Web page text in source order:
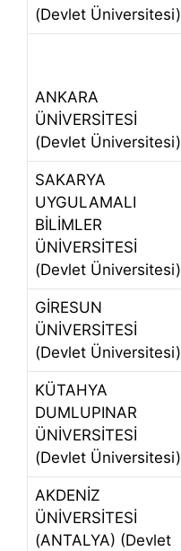
(Devlet Üniversitesi)
ANKARA
ÜNİVERSİTESİ
(Devlet Üniversitesi)
SAKARYA
UYGULAMALI
BİLİMLER
ÜNİVERSİTESİ
(Devlet Üniversitesi)
GİRESUN
ÜNİVERSİTESİ
(Devlet Üniversitesi)
KÜTAHYA
DUMLUPINAR
ÜNİVERSİTESİ
(Devlet Üniversitesi)
AKDENİZ
ÜNİVERSİTESİ
(ANTALYA) (Devlet